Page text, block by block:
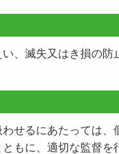
、滅失又はき損の
せるにあたっては
もに、適切な監督を